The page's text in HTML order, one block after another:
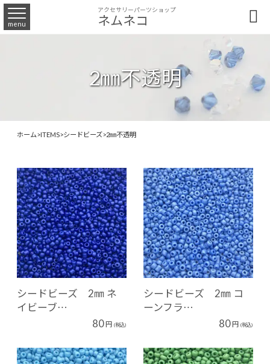
アクセサリーパーツショップ
ネムネコ
menu 
2㎜不透明
ホーム>ITEMS>シードビーズ>2㎜不透明
シードビーズ 2㎜ ネ
イビーブ…
80円 (税込)
シードビーズ 2㎜ コ
ーンフラ…
80円 (税込)